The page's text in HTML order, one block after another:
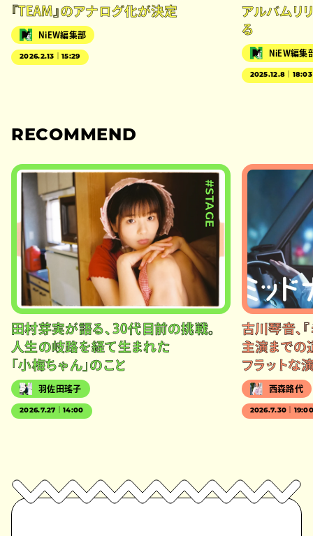
『TEAM』のアナログ化が決定
NiEW編集部
2026.2.13｜15:29
アルバムリ
る
NiEW編集
2025.12.8｜18:03
RECOMMEND
#STAGE
田村芽実が語る、30代目前の挑戦。
人生の岐路を経て生まれた
「小梅ちゃん」のこと
羽佐田瑤子
2026.7.27｜14:00
古川琴音、
主演までの
フラットな
西森路代
2026.7.30｜